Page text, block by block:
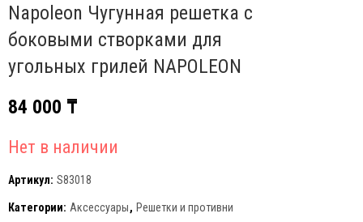
Napoleon Чугунная решетка с
боковыми створками для
угольных грилей NAPOLEON
Big Green Egg Решетка
14 290
Big Green Egg Решетка
84 000 ₸
Нет в наличии
Артикул: S83018
Категории: Аксессуары, Решетки и противни